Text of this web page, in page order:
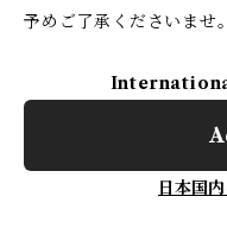
予めご了承くださいませ。
日本国